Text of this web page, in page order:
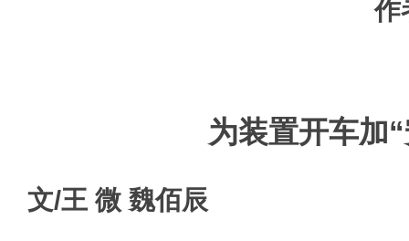
作
为装置开车加
文/王 微 魏佰辰